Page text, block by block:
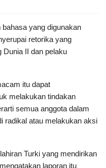
yang digunakan
retorika yang
Dunia II dan pelaku
itu dapat
melakukan tindakan
semua anggota dalam
radikal atau melakukan aksi
Turki yang mendirikan
laporan itu